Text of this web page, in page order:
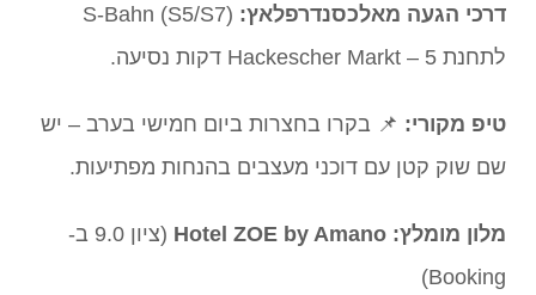
דרכי הגעה מאלכסנדרפלאץ: S-Bahn (S5/S7)
לתחנת Hackescher Markt – 5 דקות נסיעה.
טיפ מקורי: 📌 בקרו בחצרות ביום חמישי בערב – יש
שם שוק קטן עם דוכני מעצבים בהנחות מפתיעות.
מלון מומלץ: Hotel ZOE by Amano
(ציון 9.0 ב-
Booking)